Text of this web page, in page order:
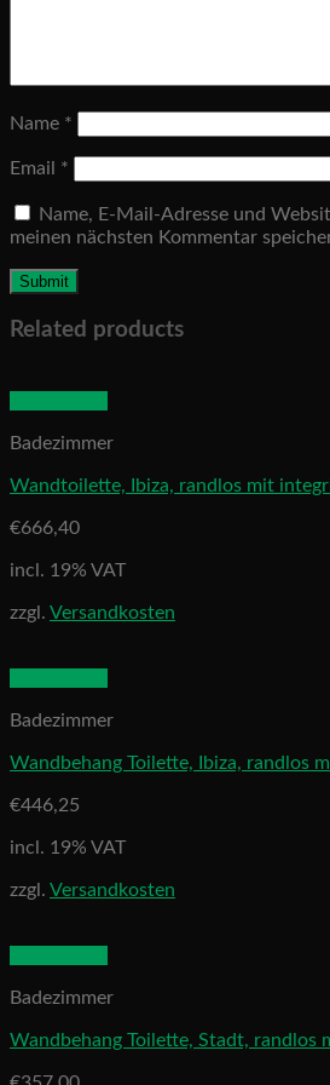
Name *
Email *
Name, E-Mail-Adresse und
meinen nächsten Kommentar
Related products
Badezimmer
Wandtoilette, Ibiza, randlos mit
€666,40
incl. 19% VAT
zzgl. Versandkosten
Badezimmer
Wandbehang Toilette, Ibiza, randlos
€446,25
incl. 19% VAT
zzgl. Versandkosten
Badezimmer
Wandbehang Toilette, Stadt, randlos